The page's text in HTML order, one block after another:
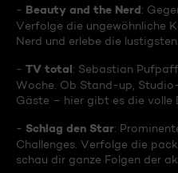
- Beauty and the Nerd:
Verfolge die ungewöhnliche
Nerd und erlebe die
- TV total: Sebastian
Woche. Ob Stand-up,
Gäste – hier gibt es die volle
- Schlag den Star:
Challenges. Verfolge die
schau dir ganze Folgen der